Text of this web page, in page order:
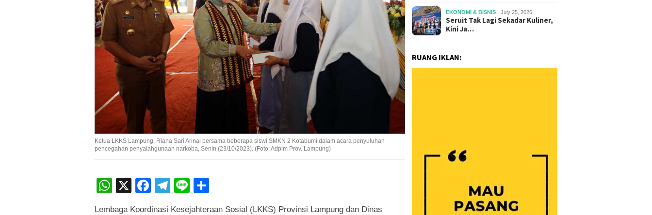
Ketua LKKS Lampung, Riana Sari Arinal bersama beberapa siswi SMKN 2 Kotabumi dalam acara penyuluhan
pencegahan penyalahgunaan narkoba, Senin (23/10/2023). (Foto: Adpim Prov. Lampung)
WhatsApp
X Facebook
Telegram
Line
Lembaga Koordinasi Kesejahteraan Sosial (LKKS) Provinsi Lampung dan Dinas
EKONOMI & BISNIS July 25, 2026
Seruit Tak Lagi Sekadar Kuliner,
Kini Ja…
RUANG IKLAN: